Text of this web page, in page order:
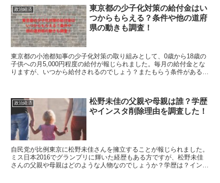
政治経済
東京都の少子化対策の給付金はい
つからもらえる？条件や他の道府
県の動きも調査！
東京都の小池都知事の少子化対策の取り組みとして、0歳から18歳の
子供への月5,000円程度の給付が報じられました。毎月の給付金とな
りますが、いつから給付されるのでしょう？またもらう条件があるの
政治経済
松野未佳の父親や母親は誰？学歴
やインスタ削除理由を調査した！
自民党が比例東京に松野未佳さんを擁立することが報じられました。
ミス日本2016でグランプリに輝いた経歴もある方ですが、松野未佳
さんの父親や母親はどのような人物なのでしょうか？学歴は？インス